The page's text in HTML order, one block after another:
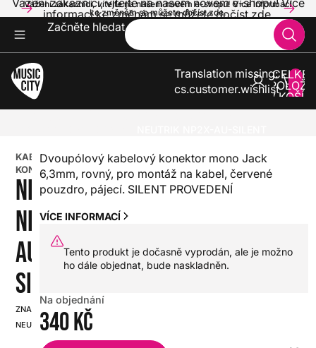
Vážení zákazníci, vítejte na našem novém e-shopu! Více informací
ke změnám se můžete dočíst zde.
Vážení zákazníci, vítejte na našem novém e-shopu! Více
informací ke změnám se můžete dočíst zde.
Začněte hledat
Translation missing:
cs.customer.wishlist
V
0
KABELOVÉ
KONEKTORY
NEUTRIK
NP2X-
AU-
SILENT
ZNAČKA:
NEUTRIK
SKU:
HX0000000036292
Dvoupólový kabelový konektor mono Jack
6,3mm, rovný, pro montáž na kabel, červené
pouzdro, pájecí. SILENT PROVEDENÍ
VÍCE INFORMACÍ
Tento produkt je dočasně vyprodán, ale je možno
ho dále objednat, bude naskladněn.
Na objednání
340 Kč